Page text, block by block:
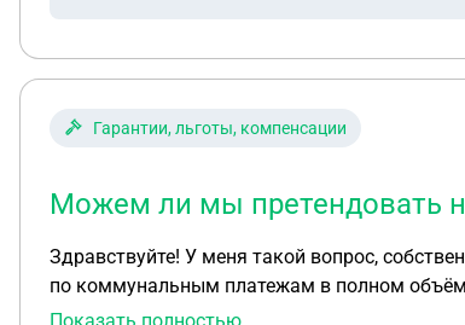
Гарантии, льготы, компенсации
Можем ли мы претендовать
Здравствуйте! У меня такой вопрос,
по коммунальным платежам в полном